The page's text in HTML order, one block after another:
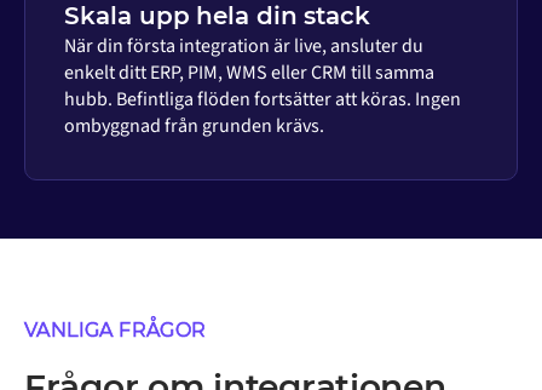
Skala upp hela din stack
När din första integration är live, ansluter du
enkelt ditt ERP, PIM, WMS eller CRM till samma
hubb. Befintliga flöden fortsätter att köras. Ingen
ombyggnad från grunden krävs.
VANLIGA FRÅGOR